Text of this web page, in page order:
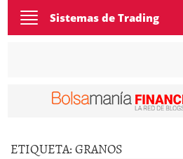
Toggle
navigation
Sistemas de Trading
ETIQUETA:GRANOS